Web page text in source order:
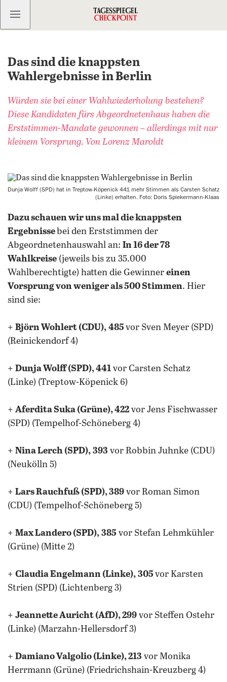
Kostenlos anmelden
Das sind die knappsten
Wahlergebnisse in Berlin
Würden sie bei einer Wahlwiederholung bestehen?
Diese Kandidaten fürs Abgeordnetenhaus haben die
Erststimmen-Mandate gewonnen – allerdings mit nur
kleinem Vorsprung. Von Lorenz Maroldt
Dunja Wolff (SPD) hat in Treptow-Köpenick 441 mehr Stimmen als Carsten Schatz
(Linke) erhalten. Foto: Doris Spiekermann-Klaas
Dazu schauen wir uns mal die knappsten
Ergebnisse bei den Erststimmen der
Abgeordnetenhauswahl an: In 16 der 78
Wahlkreise (jeweils bis zu 35.000
Wahlberechtigte) hatten die Gewinner einen
Vorsprung von weniger als 500 Stimmen. Hier
sind sie:
+ Björn Wohlert (CDU), 485 vor Sven Meyer (SPD)
(Reinickendorf 4)
+ Dunja Wolff (SPD), 441 vor Carsten Schatz
(Linke) (Treptow-Köpenick 6)
+ Aferdita Suka (Grüne), 422 vor Jens Fischwasser
(SPD) (Tempelhof-Schöneberg 4)
+ Nina Lerch (SPD), 393 vor Robbin Juhnke (CDU)
(Neukölln 5)
+ Lars Rauchfuß (SPD), 389 vor Roman Simon
(CDU) (Tempelhof-Schöneberg 5)
+ Max Landero (SPD), 385 vor Stefan Lehmkühler
(Grüne) (Mitte 2)
+ Claudia Engelmann (Linke), 305 vor Karsten
Strien (SPD) (Lichtenberg 3)
+ Jeannette Auricht (AfD), 299 vor Steffen Ostehr
(Linke) (Marzahn-Hellersdorf 3)
+ Damiano Valgolio (Linke), 213 vor Monika
Herrmann (Grüne) (Friedrichshain-Kreuzberg 4)